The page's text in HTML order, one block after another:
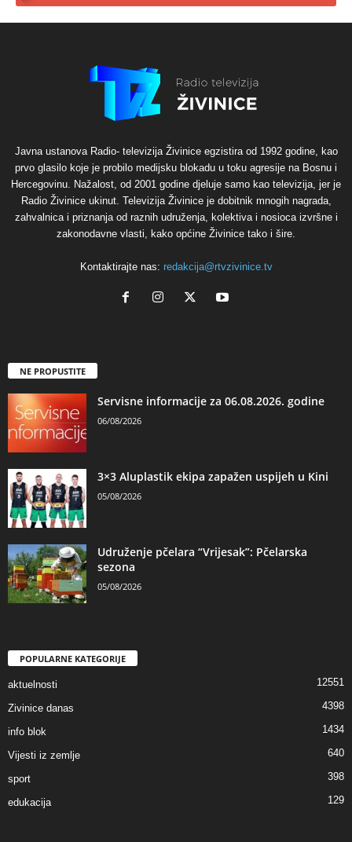
Javna ustanova Radio- televizija Živinice egzistira od 1992 godine, kao
prvo glasilo koje je probilo medijsku blokadu u toku agresije na Bosnu i
Hercegovinu. Nažalost, od 2001 godine djeluje samo kao televizija, jer je
Radio Živinice ukinut. Televizija Živinice je dobitnik mnogih nagrada,
zahvalnica i priznanja od raznih udruženja, kolektiva i nosioca izvršne i
zakonodavne vlasti, kako općine Živinice tako i šire.
Kontaktirajte nas: redakcija@rtvzivinice.tv
NE PROPUSTITE
Servisne informacije za 06.08.2026. godine
06/08/2026
3×3 Aluplastik ekipa zapažen uspijeh u Kini
05/08/2026
Udruženje pčelara “Vrijesak”: Pčelarska
sezona
05/08/2026
POPULARNE KATEGORIJE
aktuelnosti 12551
Zivinice danas 4398
info blok 1434
Vijesti iz zemlje 640
sport 398
edukacija 129